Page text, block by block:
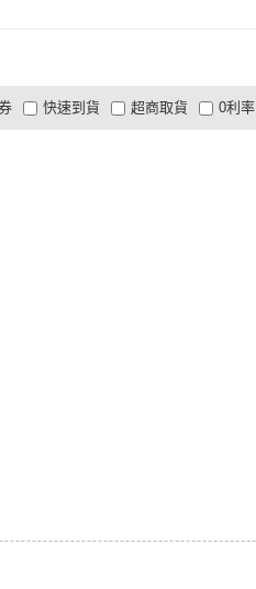
有影片
品有量 電視購物
快速到貨 超商取貨 0利率